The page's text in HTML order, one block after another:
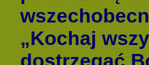
„Kochaj
dostrzegać